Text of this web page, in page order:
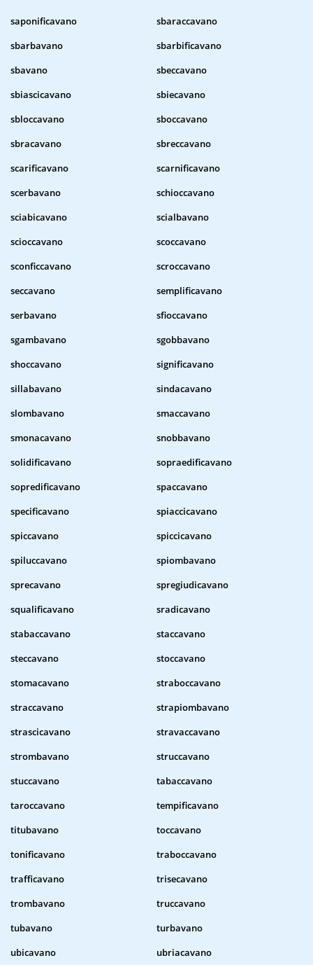
saponificavano
sbaraccavano
sbarbavano
sbarbificavano
sbavano
sbeccavano
sbiascicavano
sbiecavano
sbloccavano
sboccavano
sbracavano
sbreccavano
scarificavano
scarnificavano
scerbavano
schioccavano
sciabicavano
scialbavano
scioccavano
scoccavano
sconficcavano
scroccavano
seccavano
semplificavano
serbavano
sfioccavano
sgambavano
sgobbavano
shoccavano
significavano
sillabavano
sindacavano
slombavano
smaccavano
smonacavano
snobbavano
solidificavano
sopraedificavano
sopredificavano
spaccavano
specificavano
spiaccicavano
spiccavano
spiccicavano
spiluccavano
spiombavano
sprecavano
spregiudicavano
squalificavano
sradicavano
stabaccavano
staccavano
steccavano
stoccavano
stomacavano
straboccavano
straccavano
strapiombavano
strascicavano
stravaccavano
strombavano
struccavano
stuccavano
tabaccavano
taroccavano
tempificavano
titubavano
toccavano
tonificavano
traboccavano
trafficavano
trisecavano
trombavano
truccavano
tubavano
turbavano
ubicavano
ubriacavano